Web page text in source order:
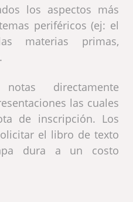
los aspectos más
periféricos (ej: el
materias primas,
directamente
las cuales
de inscripción. Los
el libro de texto
dura a un costo